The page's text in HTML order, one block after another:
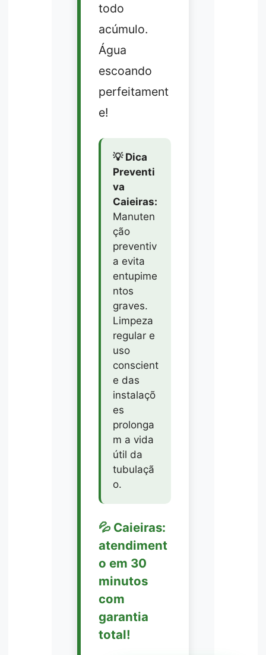
todo
acúmulo.
Água
escoando
perfeitament
e!
💡 Dica
Preventi
va
Caieiras:
Manuten
ção
preventiv
a evita
entupime
ntos
graves.
Limpeza
regular e
uso
conscient
e das
instalaçõ
es
prolonga
m a vida
útil da
tubulaçã
o.
💦 Caieiras:
atendiment
o em 30
minutos
com
garantia
total!